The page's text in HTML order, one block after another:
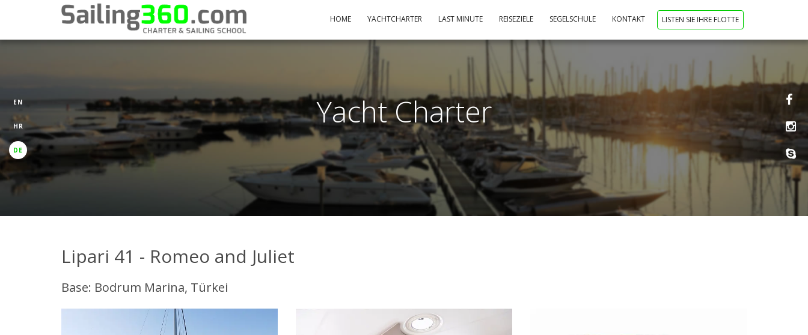
HOME YACHTCHARTER LAST MINUTE REISEZIELE SEGELSCHULE KONTAKT LISTEN SIE IHRE FLOTTE
Yacht Charter
EN
HR
DE
Lipari 41 - Romeo and Juliet
Base: Bodrum Marina, Türkei